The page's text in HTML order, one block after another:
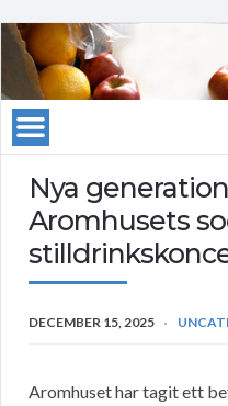
Nya
Aromhusets
DECEMBER 15, 2025
Aromhuset har tagit ett